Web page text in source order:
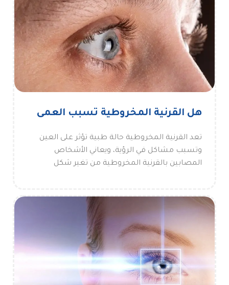
هل القرنية المخروطية تسبب العمى
تعد القرنية المخروطية حالة طبية تؤثر على العين
وتسبب مشاكل في الرؤية، ويعاني الأشخاص
المصابين بالقرنية المخروطية من تغير شكل